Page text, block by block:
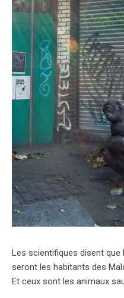
Les scientifiques disent
seront les habitants des
Et ceux sont les animaux